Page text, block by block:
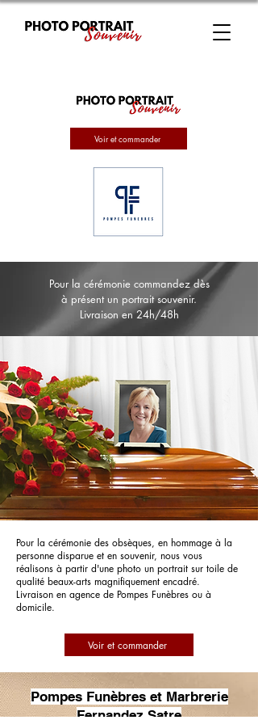
Voir et commander
Pour la cérémonie commandez dès
à présent un portrait souvenir.
Livraison en 24h/48h
Pour la cérémonie des obsèques, en hommage à la
personne disparue et en souvenir, nous vous
réalisons à partir d'une photo un portrait sur toile de
qualité beaux-arts magnifiquement encadré.
Livraison en agence de Pompes Funèbres ou à
domicile.
Voir et commander
Pompes Funèbres et Marbrerie
Fernandez Satre